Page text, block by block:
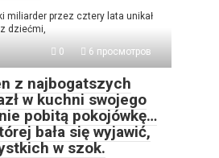
miliarder przez cztery lata unikał
dziećmi,
0 6 просмотров
z najbogatszych
w kuchni swojego
pobitą pokojówkę…
bała się wyjawić,
w szok.